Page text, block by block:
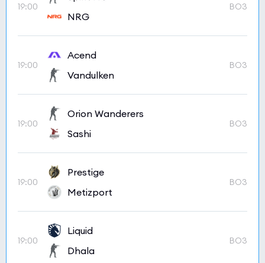
19:00
NRG
BO3
19:00
Acend
Vandulken
BO3
19:00
Orion Wanderers
Sashi
BO3
19:00
Prestige
Metizport
BO3
19:00
Liquid
Dhala
BO3